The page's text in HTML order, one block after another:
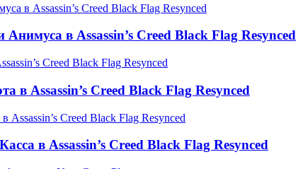
в Assassin’s Creed Black Flag Resynced
в Assassin’s Creed Black Flag Resynced
в Assassin’s Creed Black Flag Resynced